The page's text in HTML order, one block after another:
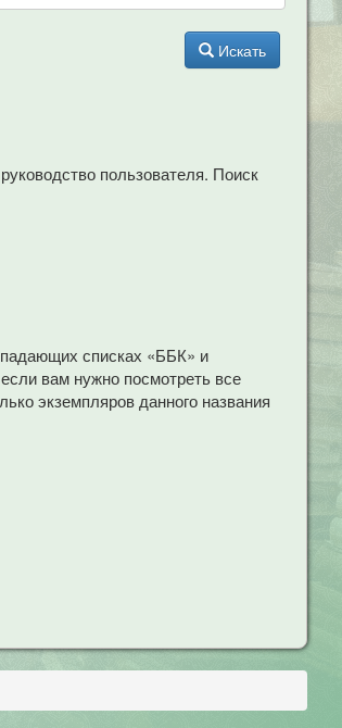
Искать
пользователя. Поиск
списках «ББК» и
вам нужно посмотреть все
экземпляров данного названия